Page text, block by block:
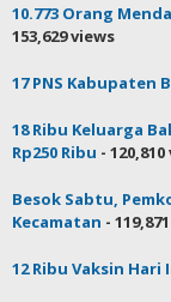
10.773 Orang
153,629 views
17 PNS Kabupaten
18 Ribu Keluarga
Rp250 Ribu -
Besok Sabtu,
Kecamatan -
12 Ribu Vaksin